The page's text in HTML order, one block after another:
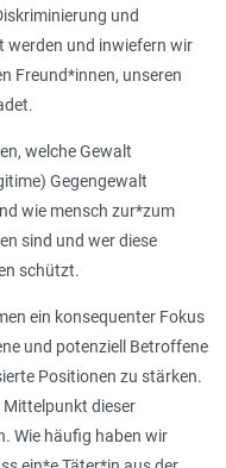
und
werden und inwiefern wir
Freund*innen, unseren
welche Gewalt
Gegengewalt
wie mensch zur*zum
sind und wer diese
schützt.
ein konsequenter Fokus
und potenziell Betroffene
Positionen zu stärken.
dieser
Wie häufig haben wir